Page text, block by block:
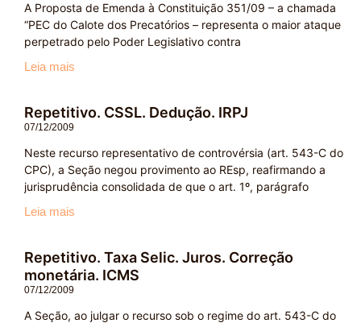
A Proposta de Emenda à Constituição 351/09 – a chamada
“PEC do Calote dos Precatórios – representa o maior ataque
perpetrado pelo Poder Legislativo contra
Leia mais
Repetitivo. CSSL. Dedução. IRPJ
07/12/2009
Neste recurso representativo de controvérsia (art. 543-C do
CPC), a Seção negou provimento ao REsp, reafirmando a
jurisprudência consolidada de que o art. 1º, parágrafo
Leia mais
Repetitivo. Taxa Selic. Juros. Correção
monetária. ICMS
07/12/2009
A Seção, ao julgar o recurso sob o regime do art. 543-C do